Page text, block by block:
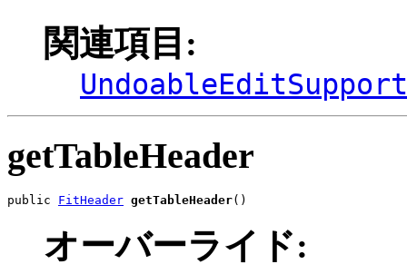
関連項目:
getTableHeader
public FitHeader getTableHeader()
オーバーライド: